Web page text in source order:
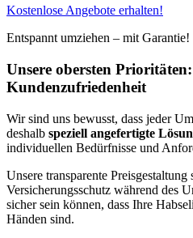
Kostenlose Angebote erhalten!
Entspannt umziehen – mit Garantie!
Unsere obersten
Kundenzufriedenheit
Wir sind uns bewusst, dass jeder
deshalb speziell angefertigte
individuellen Bedürfnisse und
Unsere transparente Preisgestaltung
Versicherungsschutz während des
sicher sein können, dass Ihre
Händen sind.